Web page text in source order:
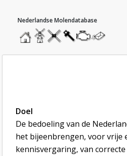
homemolendatabase
roedendatabase
assendatabase
stuur
een
bericht
Doel
De bedoeling van de
het bijeenbrengen, voor vrije
kennisvergaring, van